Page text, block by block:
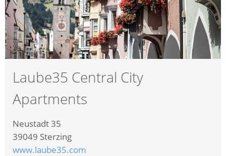
Laube35 Central City
Apartments
Neustadt 35
39049 Sterzing
www.laube35.com